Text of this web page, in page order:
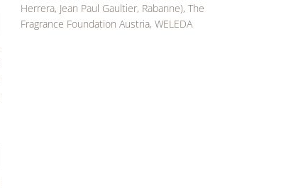
Herrera, Jean Paul Gaultier, Rabanne), The
Fragrance Foundation Austria, WELEDA